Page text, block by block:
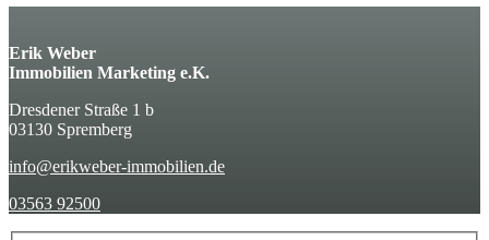
Erik Weber
Immobilien Marketing e.K.
Dresdener Straße 1 b
03130 Spremberg
info@erikweber-immobilien.de
03563 92500